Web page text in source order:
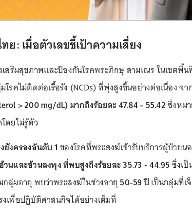
: เมื่อตัวเลขชี้เป้าความเสี่ยง
เสริมสุขภาพและป้องกันโรคพระภิกษุ สามเณร ในเขต
โรคไม่ติดต่อเรื้อรัง (NCDs) ที่พุ่งสูงขึ้นอย่างต่อเนื่อง จ
> 200 mg/dL) มากถึงร้อยละ 47.84 - 55.42ซึ่งหม
ดยไม่รู้ตัว
งครองอันดับ 1 ของโรคที่พระสงฆ์เข้ารับบริการผู้ป่วย
วนและอ้วนลงพุง ที่พบสูงถึงร้อยละ 35.73 - 44.95ซึ่งเ
ลุ่มอายุ พบว่าพระสงฆ์ในช่วงอายุ50-59 ปี เป็นกลุ่มที่เ
เพื่อปฏิบัติศาสนกิจได้อย่างเต็มที่